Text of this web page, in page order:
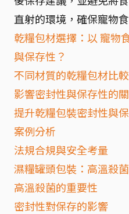
直射的環境，確保寵物
乾糧包材選擇：以 寵物
與保存性？
不同材質的乾糧包材比較
影響密封性與保存性的
提升乾糧包裝密封性與
案例分析
法規合規與安全考量
濕糧罐頭包裝：高溫殺
高溫殺菌的重要性
密封性對保存的影響